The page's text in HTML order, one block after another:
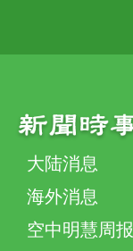
大陆消息
海外消息
空中明慧周报